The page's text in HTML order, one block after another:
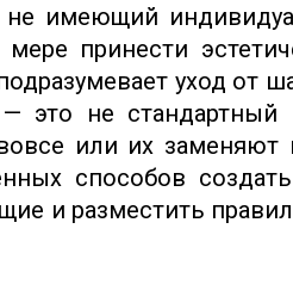
не имеющий
принести
уход от
это не стандартный
или их заменяют
способов
и разместить